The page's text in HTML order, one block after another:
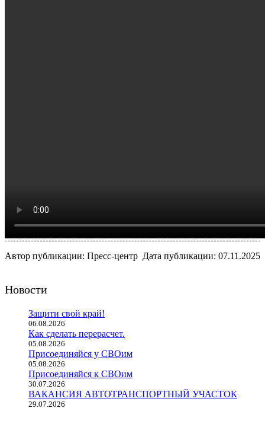
Автор публикации: Пресс-центр Дата публикации: 07.11.2025
Новости
Защити свой край!
06.08.2026
Как сделать перерасчет.
05.08.2026
Присоединяйся у СВОим
05.08.2026
Присоединяйся к СВОим
30.07.2026
ВАКАНСИЯ АВТОТРАНСПОРТНЫЙ УЧАСТОК
29.07.2026